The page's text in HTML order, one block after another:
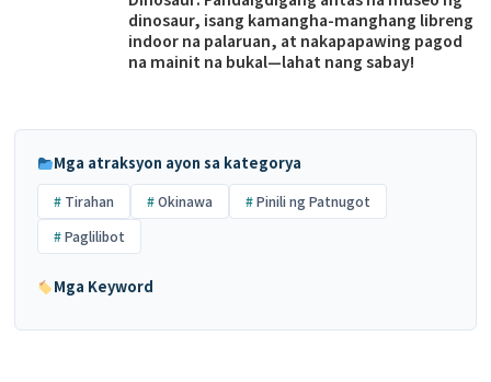
dinosaur, isang kamangha-manghang libreng
indoor na palaruan, at nakapapawing pagod
na mainit na bukal—lahat nang sabay!
Mga atraksyon ayon sa kategorya
Tirahan Okinawa
Pinili ng Patnugot
Paglilibot
Mga Keyword